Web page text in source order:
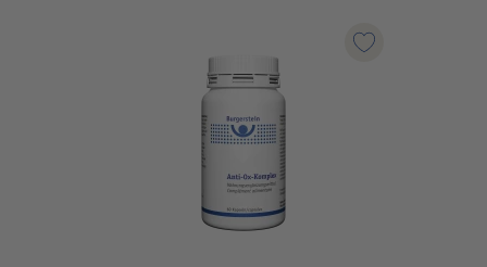
Marqueur le